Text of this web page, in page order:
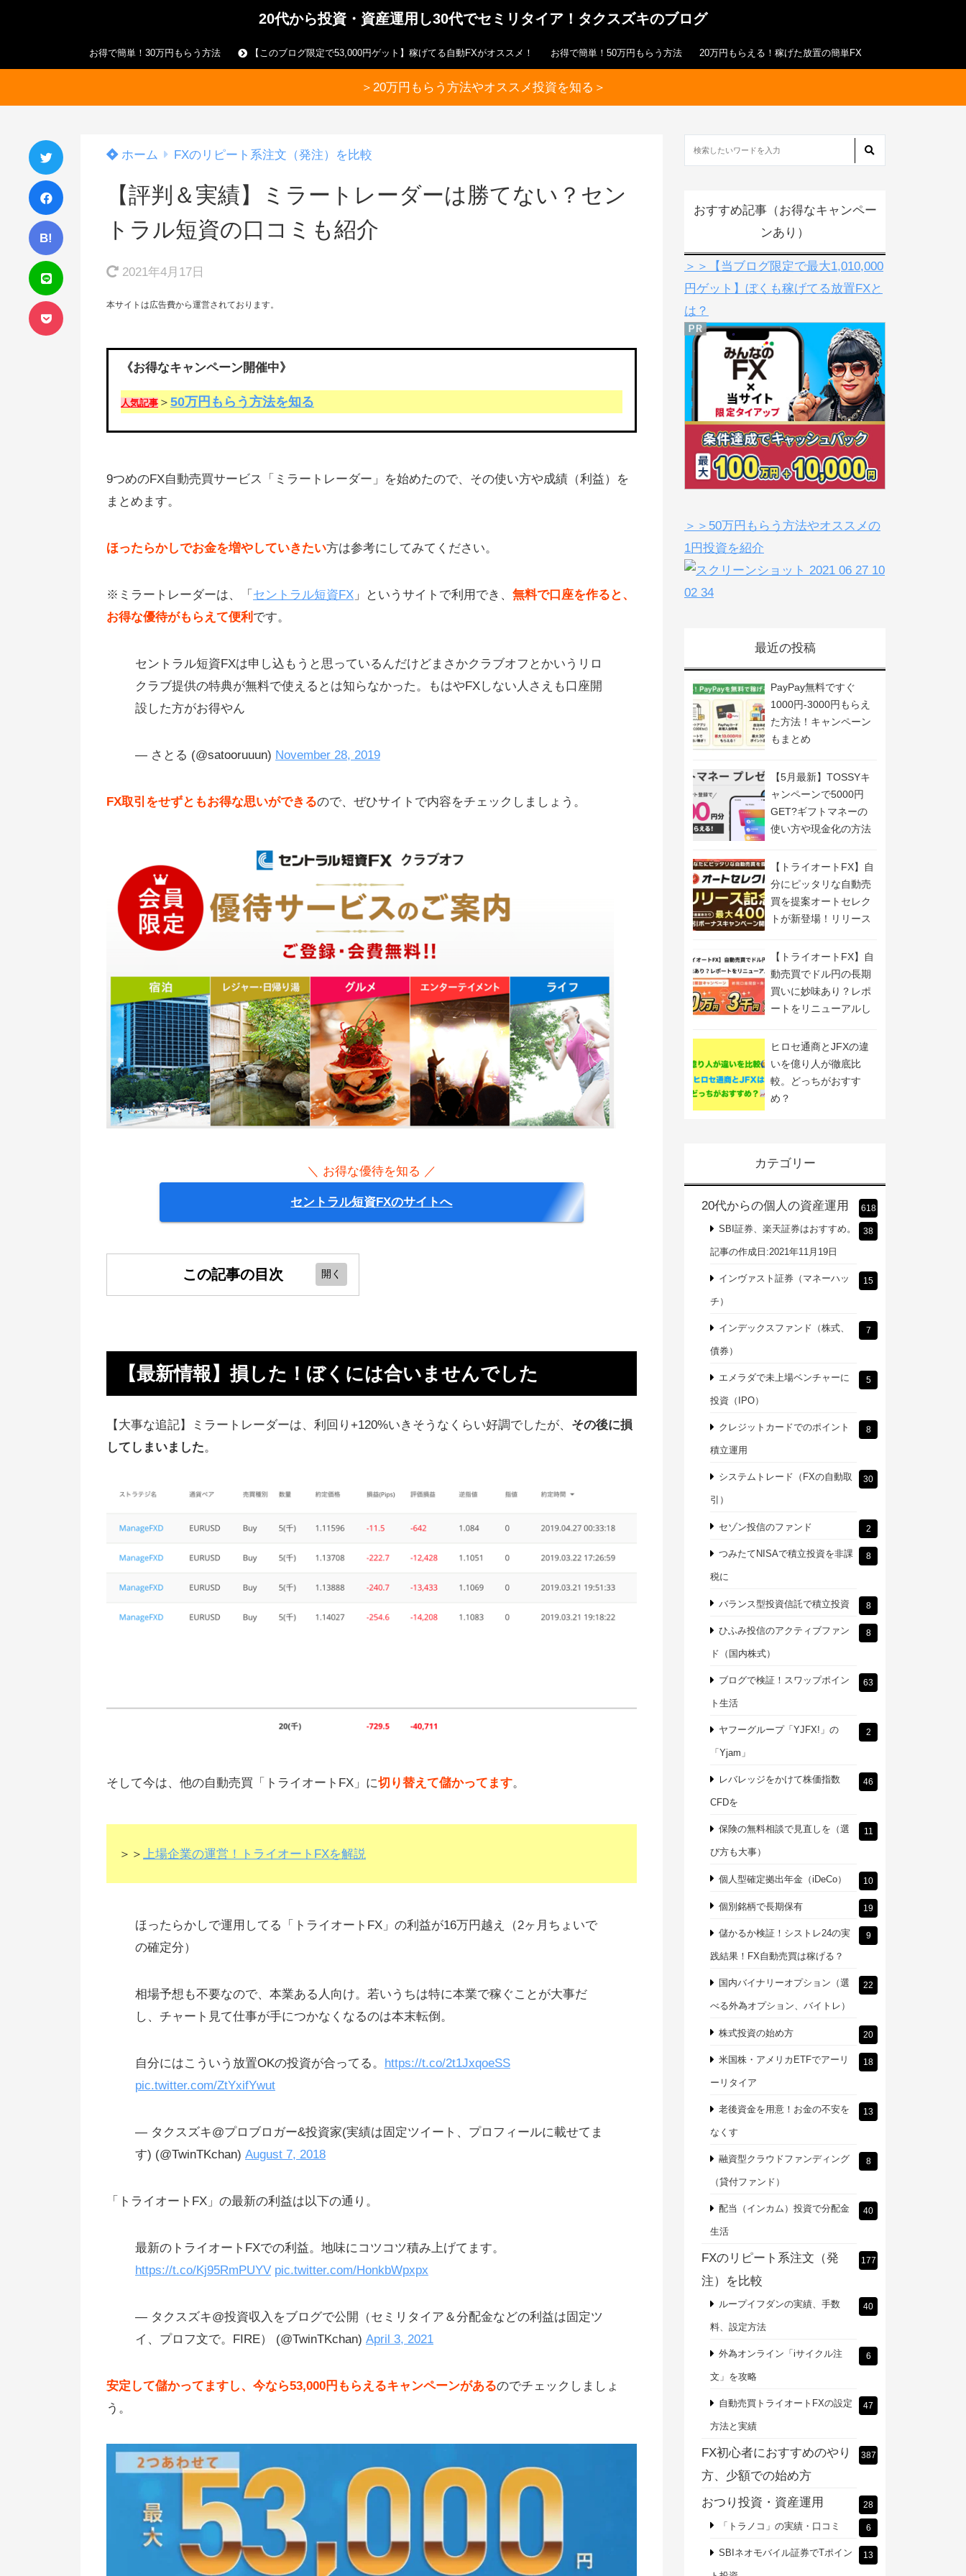
20代から投資・資産運用し30代でセミリタイア！タクスズキのブログ
お得で簡単！30万円もらう方法 【このブログ限定で53,000円ゲット】稼げてる自動FXがオススメ！ お得で簡単！50万円もらう方法 20万円もらえる！稼げた放置の簡単FX
＞20万円もらう方法やオススメ投資を知る＞
B!
ホーム FXのリピート系注文（発注）を比較
【評判＆実績】ミラートレーダーは勝てない？セン
トラル短資の口コミも紹介
2021年4月17日
本サイトは広告費から運営されております。
《お得なキャンペーン開催中》
人気記事 ＞ 50万円もらう方法を知る
9つめのFX自動売買サービス「ミラートレーダー」を始めたので、その使い方や成績（利益）を
まとめます。
ほったらかしでお金を増やしていきたい方は参考にしてみてください。
※ミラートレーダーは、「 セントラル短資FX 」というサイトで利用でき、 無料で口座を作ると、
お得な優待がもらえて便利 です。
セントラル短資FXは申し込もうと思っているんだけどまさかクラブオフとかいうリロ
クラブ提供の特典が無料で使えるとは知らなかった。もはやFXしない人さえも口座開
設した方がお得やん
— さとる (@satooruuun) November 28, 2019
FX取引をせずともお得な思いができるので、ぜひサイトで内容をチェックしましょう。
＼ お得な優待を知る ／
セントラル短資FXのサイトへ
この記事の目次
【大事な結論】運用実績、利回りを
【最新成績】ミラートレーダーは
1800円のマイナスで終了
あり
ミラトレできる
【最新情報】損した！ぼくには合いませんでした
【大事な追記】ミラートレーダーは、利回り+120%いきそうなくらい好調でしたが、 その後に損
してしまいました。
そして今は、他の自動売買「トライオートFX」に切り替えて儲かってます。
＞＞ 上場企業の運営！トライオートFXを解説
ほったらかしで運用してる「トライオートFX」の利益が16万円越え（2ヶ月ちょいで
の確定分）
相場予想も不要なので、本業ある人向け。若いうちは特に本業で稼ぐことが大事だ
し、チャート見て仕事が手につかなくなるのは本末転倒。
自分にはこういう放置OKの投資が合ってる。 https://t.co/2t1JxqoeSS
pic.twitter.com/ZtYxifYwut
— タクスズキ@プロブロガー&投資家(実績は固定ツイート、プロフィールに載せてま
す) (@TwinTKchan) August 7, 2018
「トライオートFX」の最新の利益は以下の通り。
最新のトライオートFXでの利益。地味にコツコツ積み上げてます。
https://t.co/Kj95RmPUYV pic.twitter.com/HonkbWpxpx
— タクスズキ@投資収入をブログで公開（セミリタイア＆分配金などの利益は固定ツ
イ、プロフ文で。FIRE） (@TwinTKchan) April 3, 2021
安定して儲かってますし、今なら53,000円もらえるキャンペーンがあるのでチェックしましょ
う。
おすすめ記事（お得なキャンペー
ンあり）
＞＞【当ブログ限定で最大1,010,000
円ゲット】ぼくも稼げてる放置FXと
は？
＞＞50万円もらう方法やオススメの
1円投資を紹介
最近の投稿
PayPay無料ですぐ
1000円-3000円もらえ
た方法！キャンペーン
もまとめ
【5月最新】TOSSYキ
ャンペーンで5000円
GET?ギフトマネーの
使い方や現金化の方法
【トライオートFX】自
分にピッタリな自動売
買を提案オートセレク
トが新登場！リリース
催！
【トライオートFX】自
動売買でドル円の長期
買いに妙味あり？レポ
ートをリニューアルし
ヒロセ通商とJFXの違
いを億り人が徹底比
較。どっちがおすす
め？
カテゴリー
20代からの個人の資産運用 618
SBI証券、楽天証券はおすすめ。
記事の作成日:2021年11月19日
38
インヴァスト証券（マネーハッ
チ）
15
インデックスファンド（株式、
債券）
7
エメラダで未上場ベンチャーに
投資（IPO）
5
クレジットカードでのポイント
積立運用
8
システムトレード（FXの自動取
引）
30
セゾン投信のファンド 2
つみたてNISAで積立投資を非課
税に
8
バランス型投資信託で積立投資 8
ひふみ投信のアクティブファン
ド（国内株式）
8
ブログで検証！スワップポイン
ト生活
63
ヤフーグループ「YJFX!」の
「Yjam」
2
レバレッジをかけて株価指数
CFDを
46
保険の無料相談で見直しを（選
び方も大事）
11
個人型確定拠出年金（iDeCo） 10
個別銘柄で長期保有 19
儲かるか検証！シストレ24の実
践結果！FX自動売買は稼げる？
9
国内バイナリーオプション（選
べる外為オプション、バイトレ）
22
株式投資の始め方 20
米国株・アメリカETFでアーリ
ーリタイア
18
老後資金を用意！お金の不安を
なくす
13
融資型クラウドファンディング
（貸付ファンド）
8
配当（インカム）投資で分配金
生活
40
FXのリピート系注文（発
注）を比較
177
ループイフダンの実績、手数
料、設定方法
40
外為オンライン「iサイクル注
文」を攻略
6
自動売買トライオートFXの設定
方法と実績
47
FX初心者におすすめのやり
方、少額での始め方
387
おつり投資・資産運用 28
「トラノコ」の実績・口コミ 6
SBIネオモバイル証券でTポイン 13